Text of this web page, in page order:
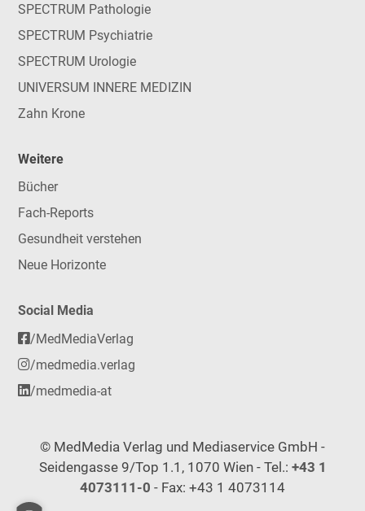
SPECTRUM Pathologie
SPECTRUM Psychiatrie
SPECTRUM Urologie
UNIVERSUM INNERE MEDIZIN
Zahn Krone
Weitere
Bücher
Fach-Reports
Gesundheit verstehen
Neue Horizonte
Social Media
/MedMediaVerlag
/medmedia.verlag
/medmedia-at
© MedMedia Verlag und Mediaservice GmbH -
Seidengasse 9/Top 1.1, 1070 Wien - Tel.: +43 1
4073111-0 - Fax: +43 1 4073114